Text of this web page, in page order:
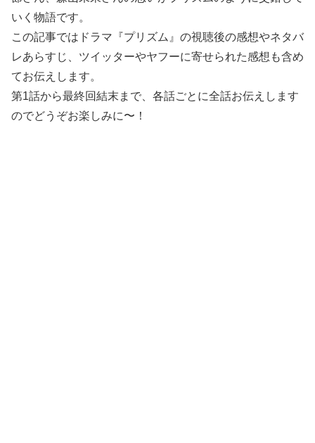
いく物語です。
この記事ではドラマ『プリズム』の視聴後の感想やネタバ
レあらすじ、ツイッターやヤフーに寄せられた感想も含め
てお伝えします。
第1話から最終回結末まで、各話ごとに全話お伝えします
のでどうぞお楽しみに〜！